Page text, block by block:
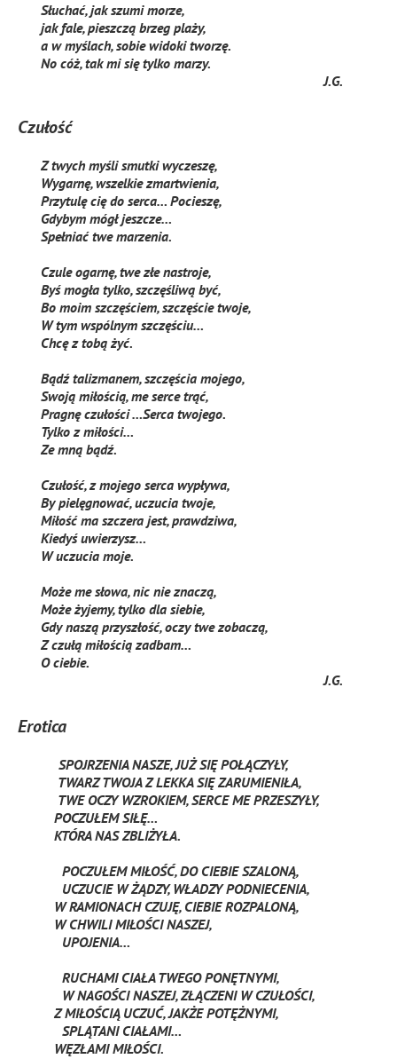
Słuchać, jak szumi morze,
jak fale, pieszczą brzeg plaży,
a w myślach, sobie widoki tworzę.
No cóż, tak mi się tylko marzy.
J.G.
Czułość
Z twych myśli smutki wyczeszę,
Wygarnę, wszelkie zmartwienia,
Przytulę cię do serca… Pocieszę,
Gdybym mógł jeszcze…
Spełniać twe marzenia.
Czule ogarnę, twe złe nastroje,
Byś mogła tylko, szczęśliwą być,
Bo moim szczęściem, szczęście twoje,
W tym wspólnym szczęściu…
Chcę z tobą żyć.
Bądź talizmanem, szczęścia mojego,
Swoją miłością, me serce trąć,
Pragnę czułości …Serca twojego.
Tylko z miłości…
Ze mną bądź.
Czułość, z mojego serca wypływa,
By pielęgnować, uczucia twoje,
Miłość ma szczera jest, prawdziwa,
Kiedyś uwierzysz…
W uczucia moje.
Może me słowa, nic nie znaczą,
Może żyjemy, tylko dla siebie,
Gdy naszą przyszłość, oczy twe zobaczą,
Z czułą miłością zadbam…
O ciebie.
J.G.
Erotica
SPOJRZENIA NASZE, JUŻ SIĘ POŁĄCZYŁY,
TWARZ TWOJA Z LEKKA SIĘ ZARUMIENIŁA,
TWE OCZY WZROKIEM, SERCE ME PRZESZYŁY,
POCZUŁEM SIŁĘ…
KTÓRA NAS ZBLIŻYŁA.
POCZUŁEM MIŁOŚĆ, DO CIEBIE SZALONĄ,
UCZUCIE W ŻĄDZY, WŁADZY PODNIECENIA,
W RAMIONACH CZUJĘ, CIEBIE ROZPALONĄ,
W CHWILI MIŁOŚCI NASZEJ,
UPOJENIA…
RUCHAMI CIAŁA TWEGO PONĘTNYMI,
W NAGOŚCI NASZEJ, ZŁĄCZENI W CZUŁOŚCI,
Z MIŁOŚCIĄ UCZUĆ, JAKŻE POTĘŻNYMI,
SPLĄTANI CIAŁAMI…
WĘZŁAMI MIŁOŚCI.